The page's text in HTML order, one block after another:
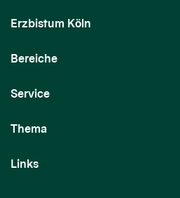
Erzbistum Köln
Bereiche
Service
Thema
Links